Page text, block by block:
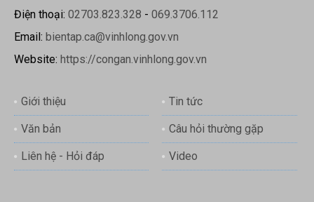
Điện thoại: 02703.823.328 - 069.3706.112
Email: bientap.ca@vinhlong.gov.vn
Website: https://congan.vinhlong.gov.vn
Giới thiệu Tin tức
Văn bản Câu hỏi thường gặp
Liên hệ - Hỏi đáp Video